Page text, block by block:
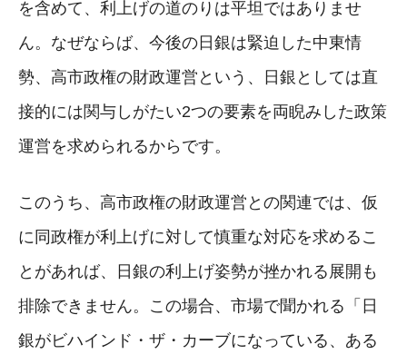
を含めて、利上げの道のりは平坦ではありませ
ん。なぜならば、今後の日銀は緊迫した中東情
勢、高市政権の財政運営という、日銀としては直
接的には関与しがたい2つの要素を両睨みした政策
運営を求められるからです。
このうち、高市政権の財政運営との関連では、仮
に同政権が利上げに対して慎重な対応を求めるこ
とがあれば、日銀の利上げ姿勢が挫かれる展開も
排除できません。この場合、市場で聞かれる「日
銀がビハインド・ザ・カーブになっている、ある